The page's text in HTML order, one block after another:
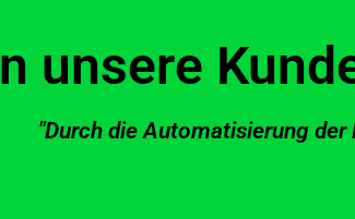
unsere
"Durch die Automatisierung